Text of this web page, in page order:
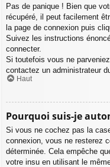
Pas de panique ! Bien que
récupéré, il peut facilement
la page de connexion puis
Suivez les instructions
connecter.
Si toutefois vous ne
contactez un administrateur
Haut
Pourquoi suis-je
Si vous ne cochez pas la
connexion, vous ne resterez
déterminée. Cela empêche
votre insu en utilisant le